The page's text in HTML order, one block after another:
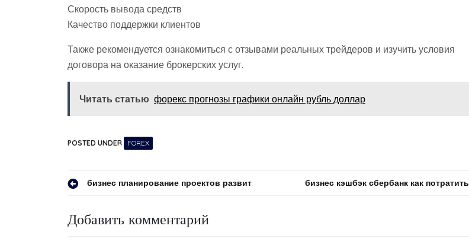
Скорость вывода средств
Качество поддержки клиентов
Также рекомендуется ознакомиться с отзывами реальных трейдеров и изучить условия
договора на оказание брокерских услуг.
Читать статью форекс прогнозы графики онлайн рубль доллар
POSTED UNDER FOREX
Навигация
по
записям
бизнес планирование проектов развит бизнес кэшбэк сбербанк как потратить
Добавить комментарий